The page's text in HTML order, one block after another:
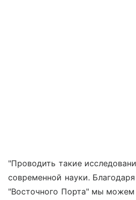
"Проводить такие
современной науки.
"Восточного Порта" мы можем